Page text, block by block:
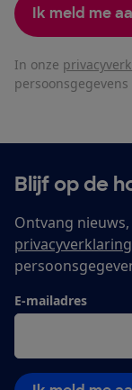
Ik meld me
In onze
Blijf op de
Ontvang
privacyverklaring
E-mailadres